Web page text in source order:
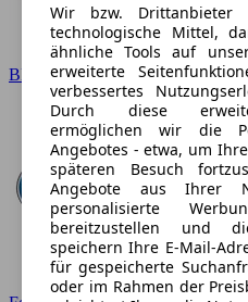
BMW
Wir bzw. Drittanbieter
technologische Mittel,
ähnliche Tools auf
erweiterte
verbessertes
Durch diese
ermöglichen wir die
Angebotes - etwa, um
späteren Besuch
Angebote aus Ihrer
personalisierte
bereitzustellen und
speichern Ihre E-Mail-
für gespeicherte
oder im Rahmen der